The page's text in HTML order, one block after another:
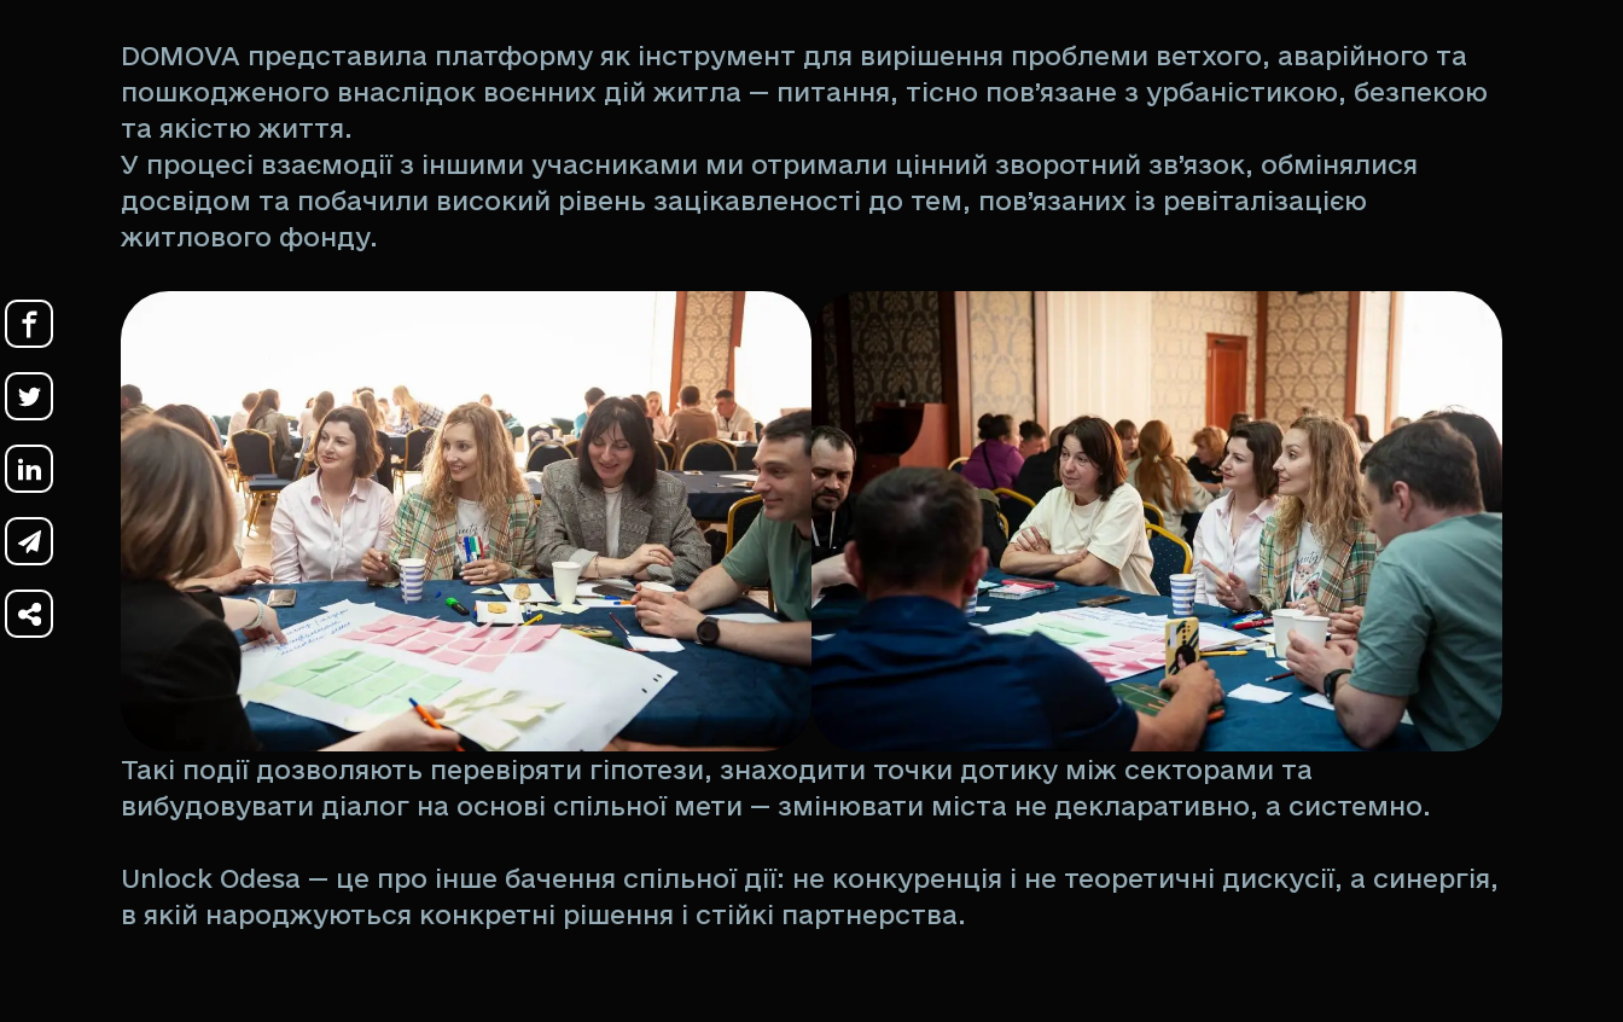
DOMOVA представила платформу як інструмент для вирішення проблеми ветхого, аварійного та
пошкодженого внаслідок воєнних дій житла — питання, тісно пов’язане з урбаністикою, безпекою
та якістю життя.
У процесі взаємодії з іншими учасниками ми отримали цінний зворотний зв’язок, обмінялися
досвідом та побачили високий рівень зацікавленості до тем, пов’язаних із ревіталізацією
житлового фонду.
Такі події дозволяють перевіряти гіпотези, знаходити точки дотику між секторами та
вибудовувати діалог на основі спільної мети — змінювати міста не декларативно, а системно.
Unlock Odesa — це про інше бачення спільної дії: не конкуренція і не теоретичні дискусії, а синергія,
в якій народжуються конкретні рішення і стійкі партнерства.